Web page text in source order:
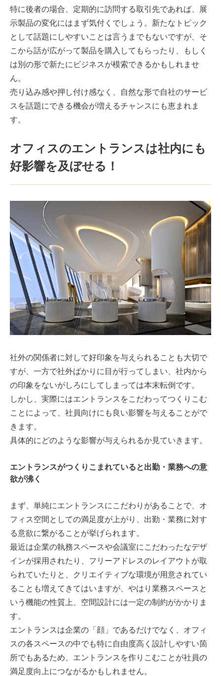
特に後者の場合、定期的に訪問する取引先であれば、展
示製品の変化にはまず気付くでしょう。新たなトピック
として話題にしやすいことは言うまでもないですが、そ
こから話が広がって製品を購入してもらったり、もしく
は別の形で新たにビジネスが模索できるかもしれませ
ん。
売り込み感や押し付け感なく、自然な形で自社のサービ
スを話題にできる機会が増えるチャンスにも恵まれま
す。
オフィスのエントランスは社内にも
好影響を及ぼせる！
社外の関係者に対して好印象を与えられることも大切で
すが、一方で社外ばかりに目が行ってしまい、社内から
の印象をないがしろにしてしまっては本末転倒です。
しかし、実際にはエントランスをこだわってつくりこむ
ことによって、社員向けにも良い影響を与えることがで
きます。
具体的にどのような影響が与えられるか見ていきます。
エントランスがつくりこまれていると出勤・業務への意
欲が沸く
まず、単純にエントランスにこだわりがあることで、オ
フィス空間としての満足度が上がり、出勤・業務に対す
る意欲に繋がることが挙げられます。
最近は企業の執務スペースや会議室にこだわったなデザ
インが採用されたり、フリーアドレスのレイアウトが取
られていたりと、クリエイティブな環境が用意されてい
ることも増えてきてはいますが、やはり業務スペースと
いう機能の性質上、空間設計には一定の制約がかかりま
す。
エントランスは企業の「顔」であるだけでなく、オフィ
スの各スペースの中でも特に自由度高く設計しやすい箇
所でもあるため、エントランスを作りこむことが社員の
満足度向上につながるかもしれません。